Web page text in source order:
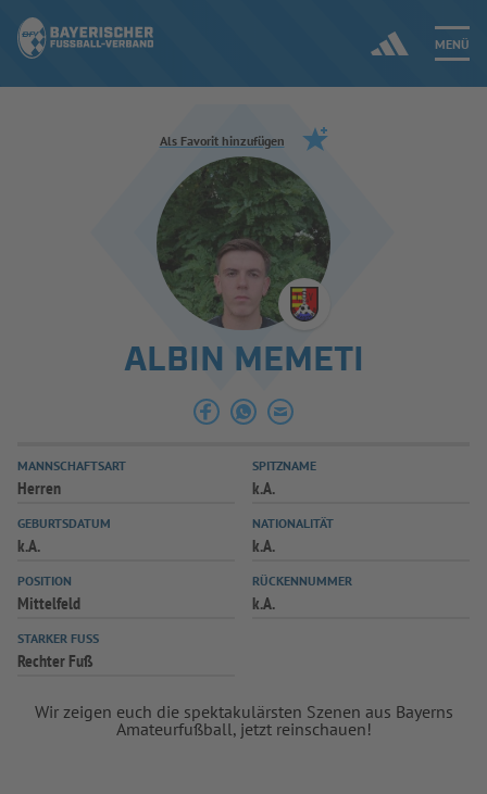
MENÜ
Jetzt einloggen
ERGEBNISSE & WETTBEWERBE
SPIELBETRIEB & VERBANDSLEBEN
AUSBILDUNG & FÖRDERUNG
SPIELPLUS
Als Favorit hinzufügen
ALBIN MEMETI
MANNSCHAFTSART
Herren
SPITZNAME
k.A.
GEBURTSDATUM
k.A.
NATIONALITÄT
k.A.
POSITION
Mittelfeld
RÜCKENNUMMER
k.A.
STARKER FUSS
Rechter Fuß
Wir zeigen euch die spektakulärsten Szenen aus Bayerns
Amateurfußball, jetzt reinschauen!